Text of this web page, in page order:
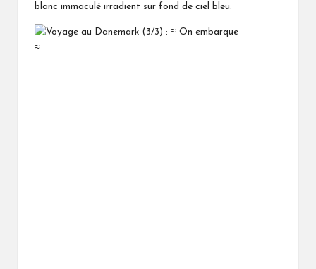
blanc immaculé irradient sur fond de ciel bleu.